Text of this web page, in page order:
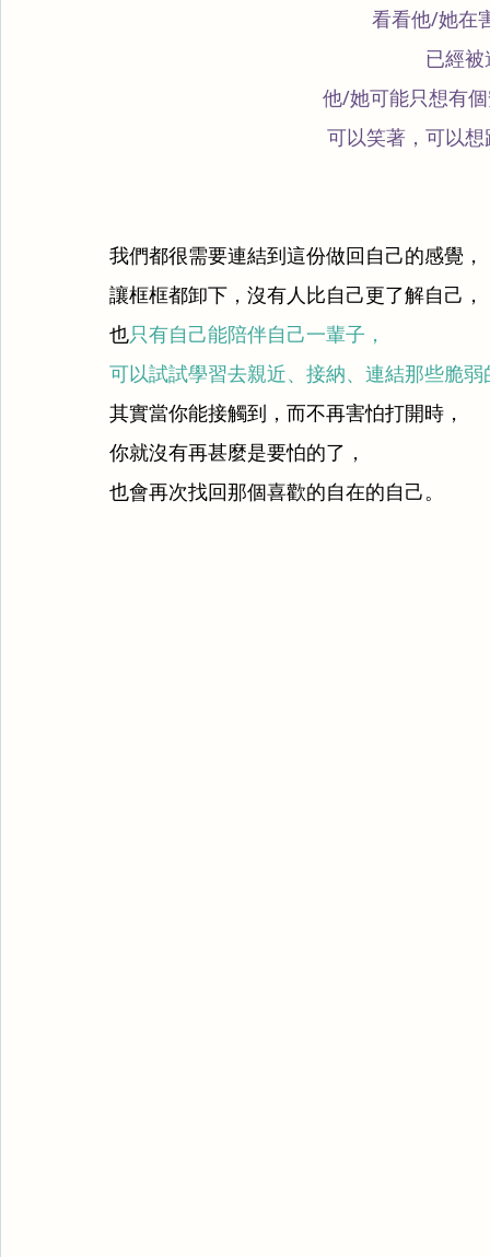
看看他/她在
已經
他/她可能只想有
可以笑著，可以
我們都很需要連結到這份做回自己的感覺，
讓框框都卸下，沒有人比自己更了解自己，
也只有自己能陪伴自己一輩子，
可以試試學習去親近、接納、連結那些脆弱
其實當你能接觸到，而不再害怕打開時，
你就沒有再甚麼是要怕的了，
也會再次找回那個喜歡的自在的自己。